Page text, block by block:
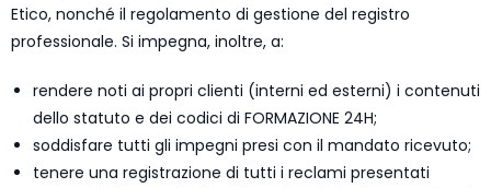
Etico, nonché il regolamento di gestione del registro
professionale. Si impegna, inoltre, a:
rendere noti ai propri clienti (interni ed esterni) i contenuti
dello statuto e dei codici di FORMAZIONE 24H;
soddisfare tutti gli impegni presi con il mandato ricevuto;
tenere una registrazione di tutti i reclami presentati